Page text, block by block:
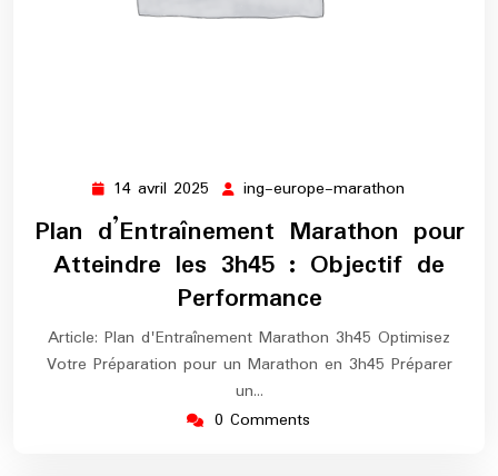
14 avril 2025 14
2025
ing-europe-marathon
marathon
Plan d’Entraînement Marathon pour
Atteindre les 3h45 : Objectif de
Performance
Article: Plan d'Entraînement Marathon 3h45 Optimisez
Votre Préparation pour un Marathon en 3h45 Préparer
un…
0 Comments